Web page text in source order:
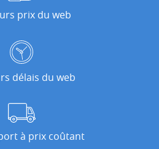
prix du web
délais du web
à prix coûtant